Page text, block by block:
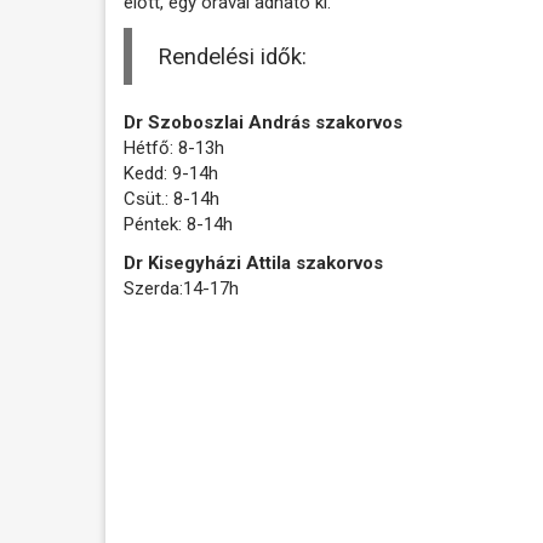
Rendelési idők:
Dr Szoboszlai András szakorvos
Hétfő: 8-13h
Kedd: 9-14h
Csüt.: 8-14h
Péntek: 8-14h
Dr Kisegyházi Attila szakorvos
Szerda:14-17h